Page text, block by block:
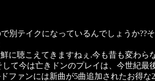
で別テイクになっているんでしょうか
に聴こえてきますねぇ.今も昔も変わ
て今は亡きドンのプレイは、今世紀最
ファンには新曲が5曲追加されたお得